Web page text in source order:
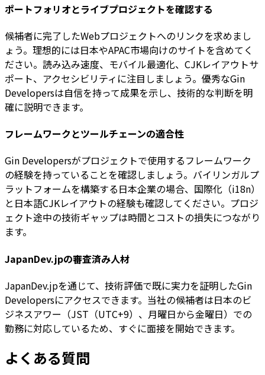
ポートフォリオとライブプロジェクトを確認する
候補者に完了したWebプロジェクトへのリンクを求めまし
ょう。理想的には日本やAPAC市場向けのサイトを含めてく
ださい。読み込み速度、モバイル最適化、CJKレイアウトサ
ポート、アクセシビリティに注目しましょう。優秀なGin
Developersは自信を持って成果を示し、技術的な判断を明
確に説明できます。
フレームワークとツールチェーンの適合性
Gin Developersがプロジェクトで使用するフレームワーク
の経験を持っていることを確認しましょう。バイリンガルプ
ラットフォームを構築する日本企業の場合、国際化（i18n）
と日本語CJKレイアウトの経験も確認してください。プロジ
ェクト途中の技術ギャップは時間とコストの損失につながり
ます。
JapanDev.jpの審査済み人材
JapanDev.jpを通じて、技術評価で既に実力を証明したGin
Developersにアクセスできます。当社の候補者は日本のビ
ジネスアワー（JST（UTC+9）、月曜日から金曜日）での
勤務に対応しているため、すぐに面接を開始できます。
よくある質問